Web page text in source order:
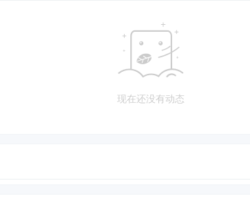
现在还没有动态